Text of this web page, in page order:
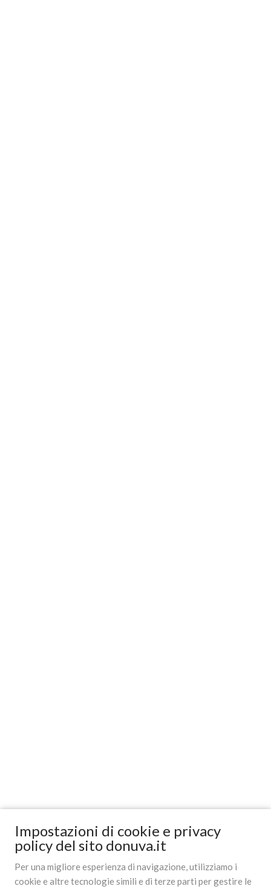
Impostazioni di cookie e privacy
policy del sito donuva.it
Per una migliore esperienza di navigazione, utilizziamo i
cookie e altre tecnologie simili e di terze parti per gestire le